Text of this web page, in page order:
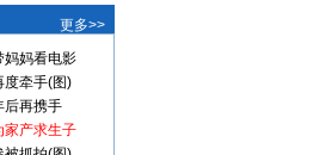
更多>>
妈妈看电影
度牵手(图)
后再携手
家产求生子